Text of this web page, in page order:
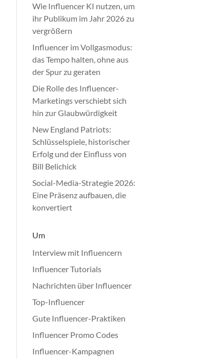
Wie Influencer KI nutzen, um
ihr Publikum im Jahr 2026 zu
vergrößern
Influencer im Vollgasmodus:
das Tempo halten, ohne aus
der Spur zu geraten
Die Rolle des Influencer-
Marketings verschiebt sich
hin zur Glaubwürdigkeit
New England Patriots:
Schlüsselspiele, historischer
Erfolg und der Einfluss von
Bill Belichick
Social-Media-Strategie 2026:
Eine Präsenz aufbauen, die
konvertiert
Um
Interview mit Influencern
Influencer Tutorials
Nachrichten über Influencer
Top-Influencer
Gute Influencer-Praktiken
Influencer Promo Codes
Influencer-Kampagnen